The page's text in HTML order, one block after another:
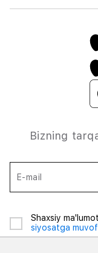
Bizning
E-mail
Shaxsiy
siyosatga